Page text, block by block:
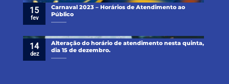
Carnaval 2023 – Horários de Atendimento ao
Público
15
fev
Alteração do horário de atendimento nesta quinta,
dia 15 de dezembro.
14
dez